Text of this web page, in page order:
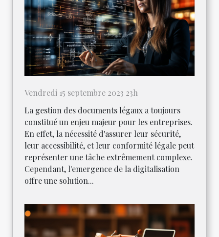
Vendredi 15 septembre 2023 23h
La gestion des documents légaux a toujours
constitué un enjeu majeur pour les entreprises.
En effet, la nécessité d'assurer leur sécurité,
leur accessibilité, et leur conformité légale peut
représenter une tâche extrêmement complexe.
Cependant, l'emergence de la digitalisation
offre une solution...